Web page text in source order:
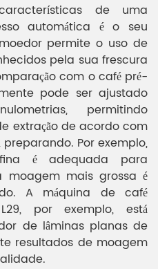
de uma
automática é o seu
permite o uso de
pela sua frescura
com o café pré-
pode ser ajustado
permitindo
extração de acordo com
Por exemplo,
é adequada para
moagem mais grossa é
A máquina de café
por exemplo, está
de lâminas planas de
resultados de moagem